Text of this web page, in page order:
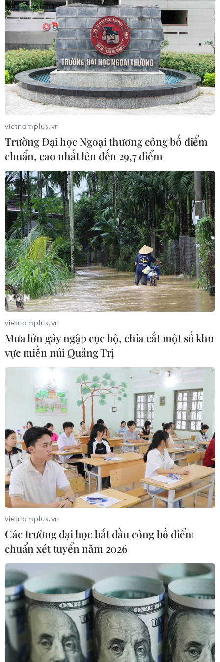
TIN CÙNG CHUYÊN MỤC
vietnamplus.vn
Trường Đại học Ngoại thương công bố điểm
chuẩn, cao nhất lên đến 29,7 điểm
vietnamplus.vn
Mưa lớn gây ngập cục bộ, chia cắt một số khu
vực miền núi Quảng Trị
vietnamplus.vn
Các trường đại học bắt đầu công bố điểm
chuẩn xét tuyển năm 2026